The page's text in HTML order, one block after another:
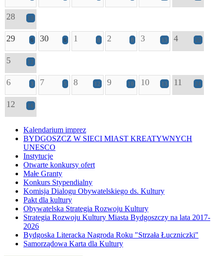
28 19
29 6 30 6 1 8 2 8 3 13 4 20
5 12
6 3 7 5 8 12 9 10 10 13 11 24
12 16
Kalendarium imprez
BYDGOSZCZ W SIECI MIAST KREATYWNYCH
UNESCO
Instytucje
Otwarte konkursy ofert
Małe Granty
Konkurs Stypendialny
Komisja Dialogu Obywatelskiego ds. Kultury
Pakt dla kultury
Obywatelska Strategia Rozwoju Kultury
Strategia Rozwoju Kultury Miasta Bydgoszczy na lata 2017-
2026
Bydgoska Literacka Nagroda Roku "Strzała Łuczniczki"
Samorządowa Karta dla Kultury